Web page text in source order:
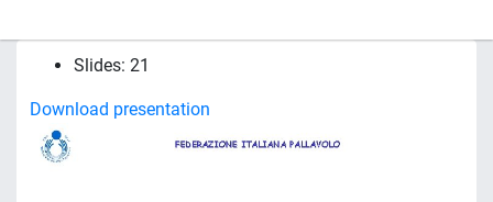
Slides: 21
Download presentation